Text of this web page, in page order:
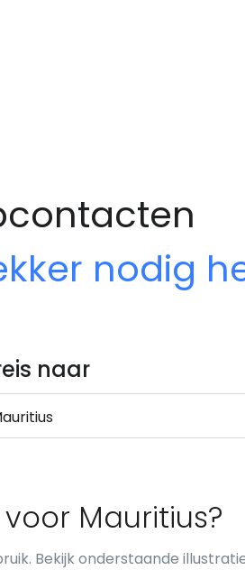
nodig
naar
Mauritius?
Bekijk onderstaande